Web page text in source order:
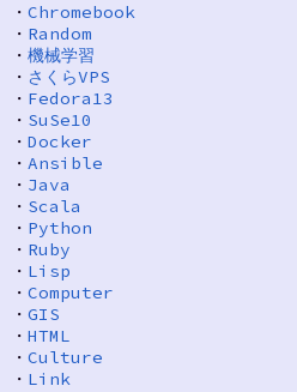
・ Chromebook
・ Random
・ 機械学習
・ さくらVPS
・ Fedora13
・ SuSe10
・ Docker
・ Ansible
・ Java
・ Scala
・ Python
・ Ruby
・ Lisp
・ Computer
・ GIS
・ HTML
・ Culture
・ Link